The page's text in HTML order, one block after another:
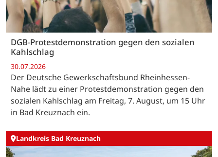
DGB-Protestdemonstration gegen den sozialen
Kahlschlag
30.07.2026
Der Deutsche Gewerkschaftsbund Rheinhessen-
Nahe lädt zu einer Protestdemonstration gegen den
sozialen Kahlschlag am Freitag, 7. August, um 15 Uhr
in Bad Kreuznach ein.
Landkreis Bad Kreuznach